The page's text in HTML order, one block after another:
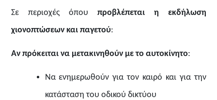
Σε περιοχές όπου προβλέπεται η εκδήλωση
χιονοπτώσεων και παγετού:
Αν πρόκειται να μετακινηθούν με το αυτοκίνητο:
Να ενημερωθούν για τον καιρό και για την
κατάσταση του οδικού δικτύου